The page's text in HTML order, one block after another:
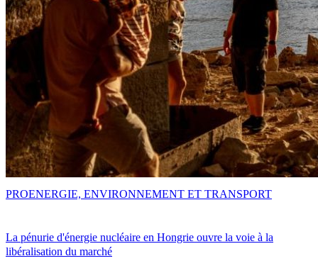
La pénurie d'énergie nucléaire en Hongrie ouvre la voie à la
libéralisation du marché
PROENERGIE, ENVIRONNEMENT ET TRANSPORT